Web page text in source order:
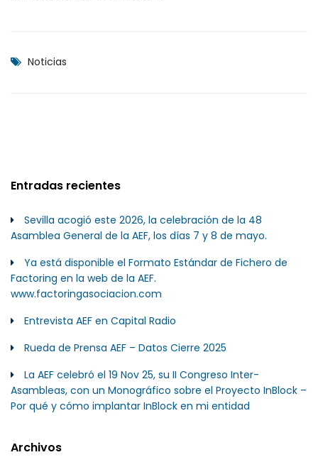
Noticias
Entradas recientes
Sevilla acogió este 2026, la celebración de la 48
Asamblea General de la AEF, los días 7 y 8 de mayo.
Ya está disponible el Formato Estándar de Fichero de
Factoring en la web de la AEF.
www.factoringasociacion.com
Entrevista AEF en Capital Radio
Rueda de Prensa AEF – Datos Cierre 2025
La AEF celebró el 19 Nov 25, su II Congreso Inter-
Asambleas, con un Monográfico sobre el Proyecto InBlock –
Por qué y cómo implantar InBlock en mi entidad
Archivos